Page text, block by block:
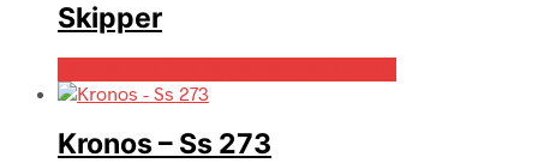
Skipper
Kronos – Ss 273